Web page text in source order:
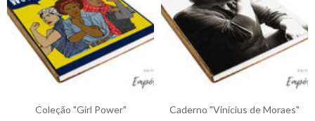
Coleção "Girl Power"
Caderno "Vinícius de Moraes"